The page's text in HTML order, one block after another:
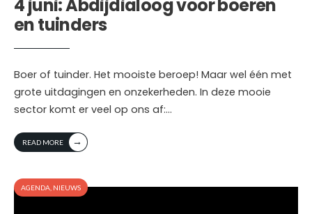
4 juni: Abdijdialoog voor boeren
en tuinders
Boer of tuinder. Het mooiste beroep! Maar wel één met
grote uitdagingen en onzekerheden. In deze mooie
sector komt er veel op ons af:...
READ MORE →
AGENDA NIEUWS